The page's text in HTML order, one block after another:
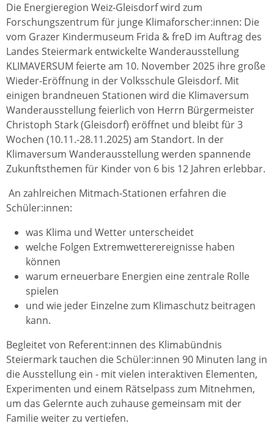
Die Energieregion Weiz-Gleisdorf wird zum
Forschungszentrum für junge Klimaforscher:innen: Die
vom Grazer Kindermuseum Frida & freD im Auftrag des
Landes Steiermark entwickelte Wanderausstellung
KLIMAVERSUM feierte am 10. November 2025 ihre große
Wieder-Eröffnung in der Volksschule Gleisdorf. Mit
einigen brandneuen Stationen wird die Klimaversum
Wanderausstellung feierlich von Herrn Bürgermeister
Christoph Stark (Gleisdorf) eröffnet und bleibt für 3
Wochen (10.11.-28.11.2025) am Standort. In der
Klimaversum Wanderausstellung werden spannende
Zukunftsthemen für Kinder von 6 bis 12 Jahren erlebbar.
An zahlreichen Mitmach-Stationen erfahren die
Schüler:innen:
was Klima und Wetter unterscheidet
welche Folgen Extremwetterereignisse haben
können
warum erneuerbare Energien eine zentrale Rolle
spielen
und wie jeder Einzelne zum Klimaschutz beitragen
kann.
Begleitet von Referent:innen des Klimabündnis
Steiermark tauchen die Schüler:innen 90 Minuten lang in
die Ausstellung ein - mit vielen interaktiven Elementen,
Experimenten und einem Rätselpass zum Mitnehmen,
um das Gelernte auch zuhause gemeinsam mit der
Familie weiter zu vertiefen.